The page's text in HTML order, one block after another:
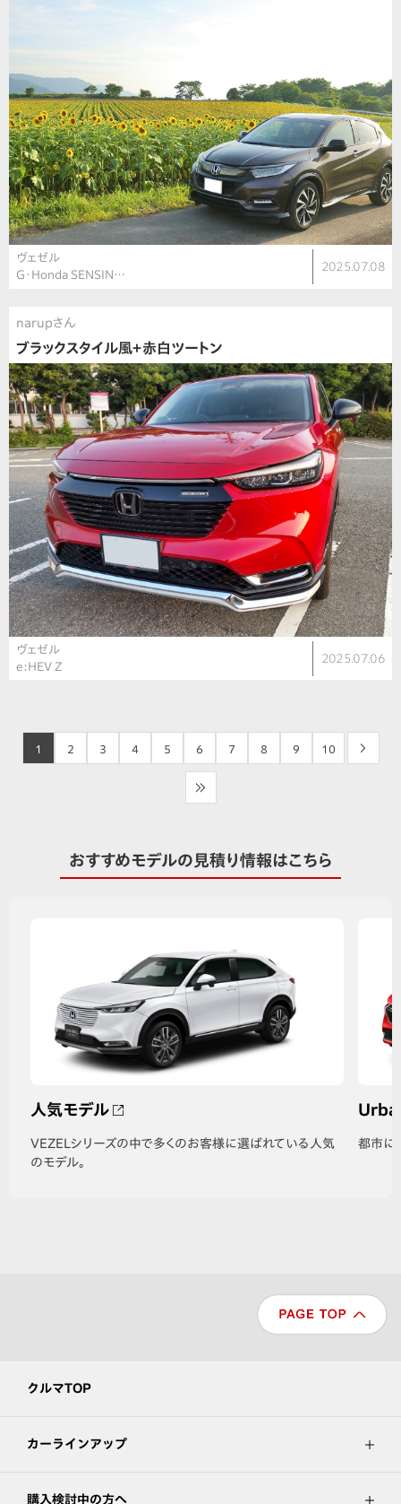
ヴェゼル
G・Honda SENSIN…
2025.07.08
narupさん
ブラックスタイル風＋赤白ツートン
ヴェゼル
e:HEV Z
2025.07.06
1 2 3 4 5 6 7 8 9 10 >
>>
おすすめモデルの見積り情報はこちら
人気モデル
VEZELシリーズの中で多くのお客様に選ばれている人気
のモデル。
都市に
クルマTOP
カーラインアップ
購入検討中の方へ